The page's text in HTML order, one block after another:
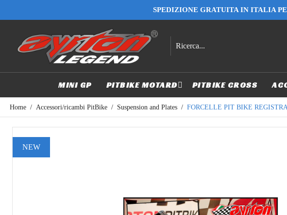
SPEDIZIONE GRATUITA IN ITALIA
MINI GP PITBIKE MOTARD PITBIKE CROSS
Home Accessori/ricambi PitBike Suspension and Plates FORCELLE PIT BIKE
NEW